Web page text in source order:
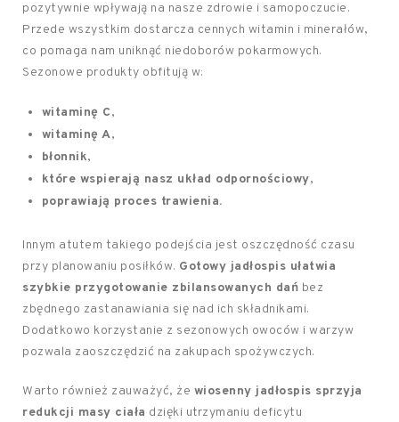
pozytywnie wpływają na nasze zdrowie i samopoczucie.
Przede wszystkim dostarcza cennych witamin i minerałów,
co pomaga nam uniknąć niedoborów pokarmowych.
Sezonowe produkty obfitują w:
witaminę C,
witaminę A,
błonnik,
które wspierają nasz układ odpornościowy,
poprawiają proces trawienia.
Innym atutem takiego podejścia jest oszczędność czasu
przy planowaniu posiłków. Gotowy jadłospis ułatwia
szybkie przygotowanie zbilansowanych dań bez
zbędnego zastanawiania się nad ich składnikami.
Dodatkowo korzystanie z sezonowych owoców i warzyw
pozwala zaoszczędzić na zakupach spożywczych.
Warto również zauważyć, że wiosenny jadłospis sprzyja
redukcji masy ciała dzięki utrzymaniu deficytu